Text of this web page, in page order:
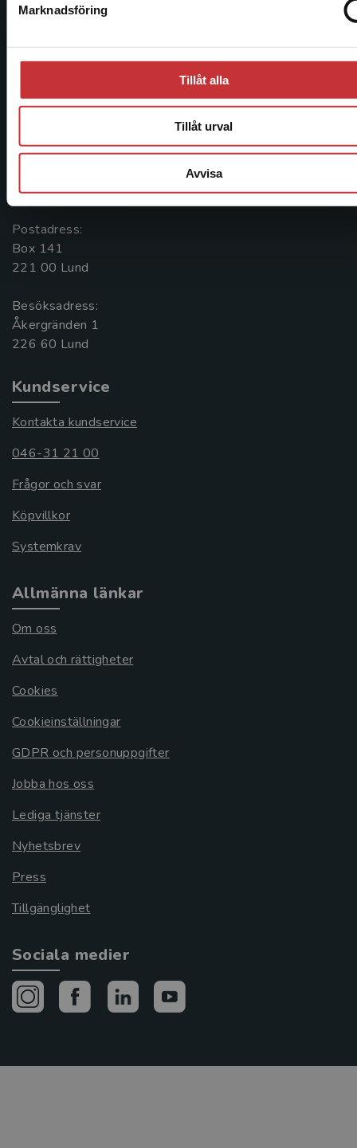
Marknadsföring
Tillåt alla
Tillåt urval
Avvisa
Studentlitteratur grundades 1963 och är idag Sveriges
informationstjänster i utbudet, finns Studentlitteratur med
046-31 20 00
Postadress:
Box 141
221 00 Lund
Besöksadress:
Åkergränden 1
Kundservice
Kontakta kundservice
046-31 21 00
Frågor och svar
Köpvillkor
Systemkrav
Allmänna länkar
Om oss
Avtal och rättigheter
Cookies
Cookieinställningar
GDPR och personuppgifter
Jobba hos oss
Lediga tjänster
Nyhetsbrev
Press
Tillgänglighet
Sociala medier